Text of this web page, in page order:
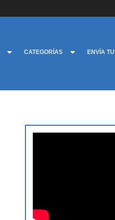
CATEGORÍAS ENVÍA